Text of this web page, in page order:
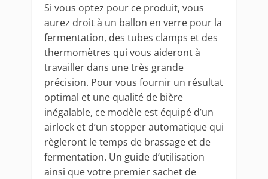
Si vous optez pour ce produit, vous
aurez droit à un ballon en verre pour la
fermentation, des tubes clamps et des
thermomètres qui vous aideront à
travailler dans une très grande
précision. Pour vous fournir un résultat
optimal et une qualité de bière
inégalable, ce modèle est équipé d’un
airlock et d’un stopper automatique qui
règleront le temps de brassage et de
fermentation. Un guide d’utilisation
ainsi que votre premier sachet de